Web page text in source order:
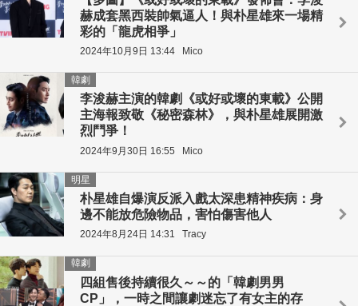
赫成套黑西裝帥氣逼人！與朴星雄來一場精
彩的「龍虎相爭」
2024年10月9日 13:44 Mico
李浚赫主演的韓劇《或好或壞的東載》公開
主海報致敬《秘密森林》，與朴星雄展開激
烈鬥爭！
韓劇
2024年9月30日 16:55 Mico
朴星雄自爆演反派入戲太深患精神疾病：身
邊不能放危險物品，害怕傷害他人
明星
2024年8月24日 14:31 Tracy
四組售後持續很久～～的「韓劇男男
CP」，一時之間讓劇迷忘了有女主的存
韓劇